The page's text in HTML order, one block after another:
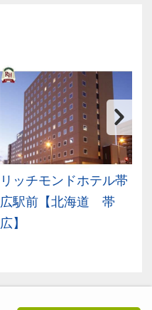
リッチモンドホテル帯
広駅前【北海道 帯
広】